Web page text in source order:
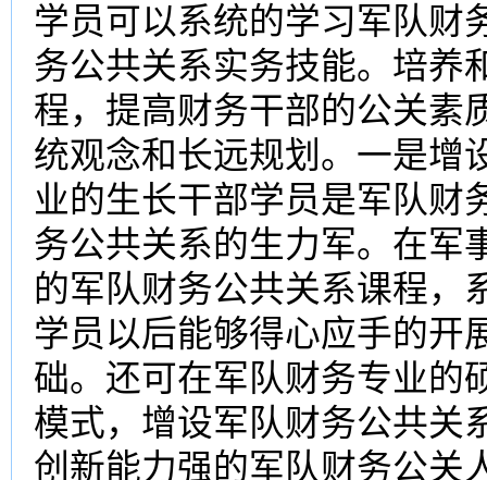
学员可以系统的学习军队财
务公共关系实务技能。培养
程，提高财务干部的公关素
统观念和长远规划。一是增
业的生长干部学员是军队财
务公共关系的生力军。在军
的军队财务公共关系课程，
学员以后能够得心应手的开
础。还可在军队财务专业的
模式，增设军队财务公共关
创新能力强的军队财务公关